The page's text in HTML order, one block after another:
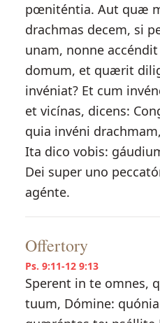
pœniténtia. Aut quæ
drachmas decem, si
unam, nonne
domum, et quærit
invéniat? Et cum
et vicínas, dicens:
quia invéni
Ita dico vobis:
Dei super uno
agénte.
Offertory
Ps. 9:11-12 9:13
Sperent in te omnes,
tuum, Dómine: